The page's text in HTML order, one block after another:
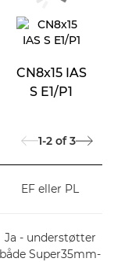
CN8x15 IAS
S E1/P1
1-2 of 3
EF eller PL
Ja - understøtter
både Super35mm-